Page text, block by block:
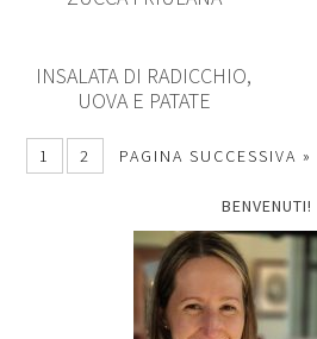
INSALATA DI RADICCHIO,
UOVA E PATATE
1 2 PAGINA SUCCESSIVA »
BENVENUTI!